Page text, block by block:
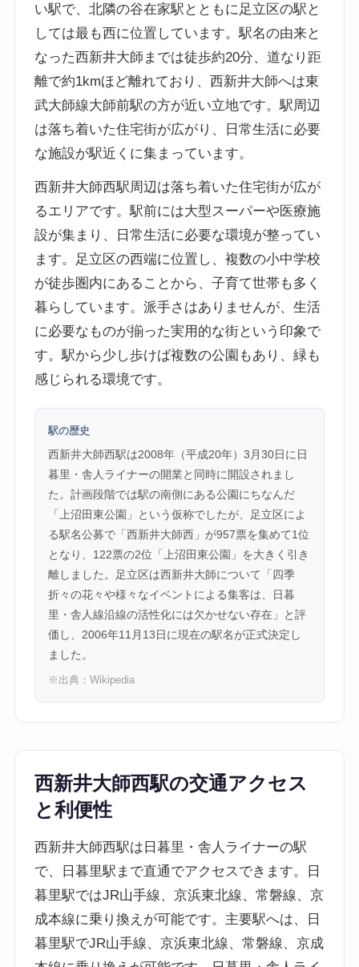
い駅で、北隣の谷在家駅とともに足立区の駅と
しては最も西に位置しています。駅名の由来と
なった西新井大師までは徒歩約20分、道なり距
離で約1kmほど離れており、西新井大師へは東
武大師線大師前駅の方が近い立地です。駅周辺
は落ち着いた住宅街が広がり、日常生活に必要
な施設が駅近くに集まっています。
西新井大師西駅周辺は落ち着いた住宅街が広が
るエリアです。駅前には大型スーパーや医療施
設が集まり、日常生活に必要な環境が整ってい
ます。足立区の西端に位置し、複数の小中学校
が徒歩圏内にあることから、子育て世帯も多く
暮らしています。派手さはありませんが、生活
に必要なものが揃った実用的な街という印象で
す。駅から少し歩けば複数の公園もあり、緑も
感じられる環境です。
駅の歴史
西新井大師西駅は2008年（平成20年）3月30日に日
暮里・舎人ライナーの開業と同時に開設されまし
た。計画段階では駅の南側にある公園にちなんだ
「上沼田東公園」という仮称でしたが、足立区によ
る駅名公募で「西新井大師西」が957票を集めて1位
となり、122票の2位「上沼田東公園」を大きく引き
離しました。足立区は西新井大師について「四季
折々の花々や様々なイベントによる集客は、日暮
里・舎人線沿線の活性化には欠かせない存在」と評
価し、2006年11月13日に現在の駅名が正式決定し
ました。
※出典： Wikipedia
西新井大師西駅の交通アクセス
と利便性
西新井大師西駅は日暮里・舎人ライナーの駅
で、日暮里駅まで直通でアクセスできます。日
暮里駅ではJR山手線、京浜東北線、常磐線、京
成本線に乗り換えが可能です。主要駅へは、日
暮里駅でJR山手線、京浜東北線、常磐線、京成